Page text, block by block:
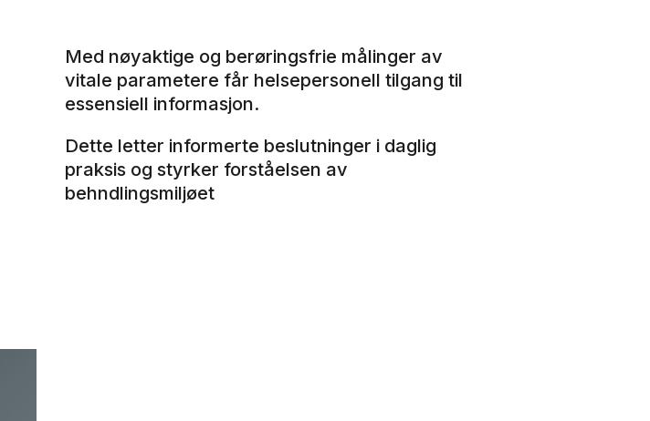
Med nøyaktige og berøringsfrie målinger av
vitale parametere får helsepersonell tilgang til
essensiell informasjon.
Dette letter informerte beslutninger i daglig
praksis og styrker forståelsen av
behndlingsmiljøet